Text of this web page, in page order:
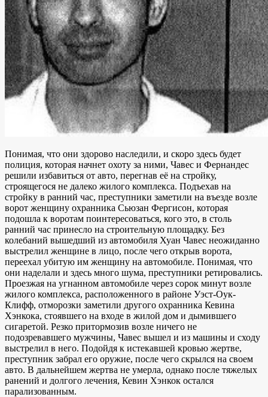
Понимая, что они здорово наследили, и скоро здесь будет
полиция, которая начнет охоту за ними, Чавес и Фернандес
решили избавиться от авто, перегнав её на стройку,
строящегося не далеко жилого комплекса. Подъехав на
стройку в ранний час, преступники заметили на въезде возле
ворот женщину охранника Сьюзан Фергисон, которая
подошла к воротам поинтересоваться, кого это, в столь
ранний час принесло на строительную площадку. Без
колебаний вышедший из автомобиля Хуан Чавес неожиданно
выстрелил женщине в лицо, после чего открыв ворота,
переехал убитую им женщину на автомобиле. Понимая, что
они наделали и здесь много шума, преступники ретировались.
Проезжая на угнанном автомобиле через сорок минут возле
жилого комплекса, расположенного в районе Уэст-Оук-
Клифф, отморозки заметили другого охранника Кевина
Хэнкока, стоявшего на входе в жилой дом и дымившего
сигаретой. Резко притормозив возле ничего не
подозревавшего мужчины, Чавес вышел и из машины и сходу
выстрелил в него. Подойдя к истекавшей кровью жертве,
преступник забрал его оружие, после чего скрылся на своем
авто. В дальнейшем жертва не умерла, однако после тяжелых
ранений и долгого лечения, Кевин Хэнкок остался
парализованным.